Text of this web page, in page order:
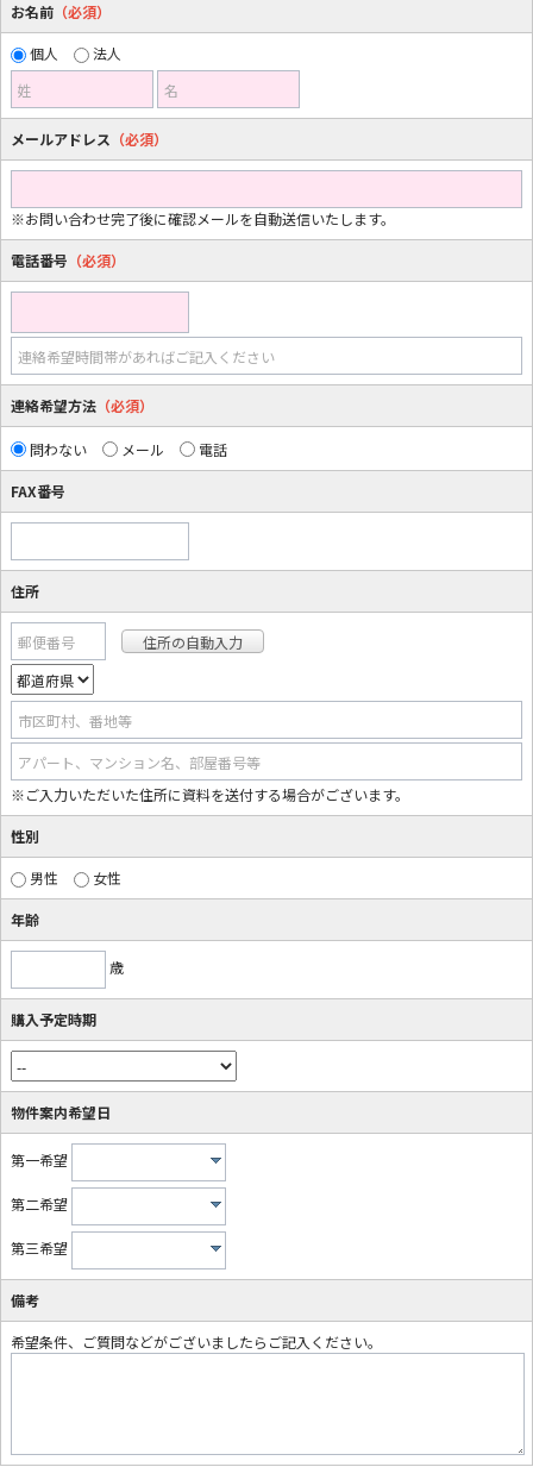
お名前 （必須）
個人
法人
姓
名
メールアドレス （必須）
※お問い合わせ完了後に確認メールを自動送信いたします。
電話番号 （必須）
連絡希望時間帯があればご記入ください
連絡希望方法 （必須）
問わない メール 電話
FAX番号
住所
郵便番号
市区町村、番地等
アパート、マンション名、部屋番号等
※ご入力いただいた住所に資料を送付する場合がございます。
性別
男性 女性
年齢
歳
購入予定時期
物件案内希望日
第一希望
第二希望
第三希望
備考
希望条件、ご質問などがございましたらご記入ください。